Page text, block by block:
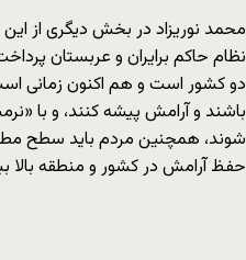
محمد نوریزاد در بخش دیگری از این
نظام حاکم برایران و عربستان
دو کشور است و هم اکنون زمانی
باشند و آرامش پیشه کنند، و با
شوند، همچنین مردم باید سطح
حفظ آرامش در کشور و منطقه بالا